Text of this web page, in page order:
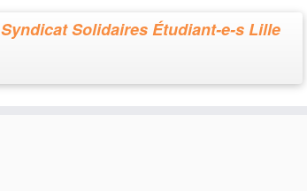
Syndicat Solidaires Étudiant-e-s Lille